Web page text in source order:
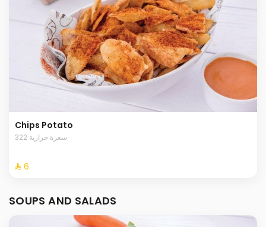
Chips Potato
322 سعرة حرارية
⁨⁦‪‬ 6⁩
SOUPS AND SALADS